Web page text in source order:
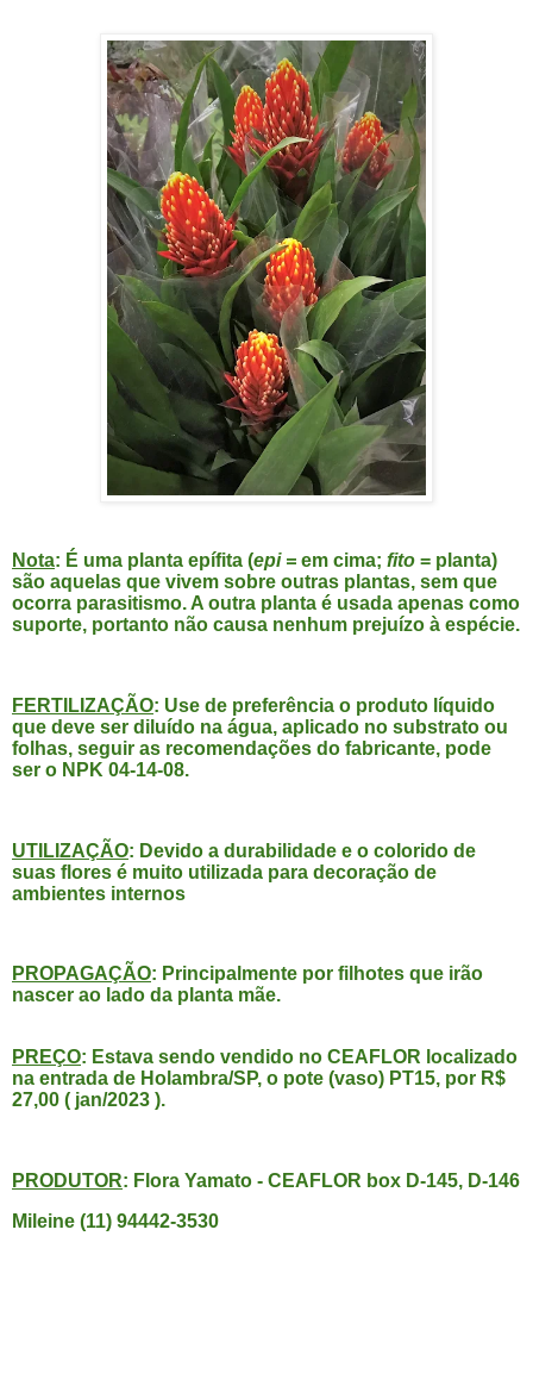
Nota: É uma planta epífita (epi = em cima; fito = planta)
são aquelas que vivem sobre outras plantas, sem que
ocorra parasitismo. A outra planta é usada apenas como
suporte, portanto não causa nenhum prejuízo à espécie.
FERTILIZAÇÃO: Use de preferência o produto líquido
que deve ser diluído na água, aplicado no substrato ou
folhas, seguir as recomendações do fabricante, pode
ser o NPK 04-14-08.
UTILIZAÇÃO: Devido a durabilidade e o colorido de
suas flores é muito utilizada para decoração de
ambientes internos
PROPAGAÇÃO: Principalmente por filhotes que irão
nascer ao lado da planta mãe.
PREÇO: Estava sendo vendido no CEAFLOR localizado
na entrada de Holambra/SP, o pote (vaso) PT15, por R$
27,00 ( jan/2023 ).
PRODUTOR: Flora Yamato - CEAFLOR box D-145, D-146
Mileine (11) 94442-3530